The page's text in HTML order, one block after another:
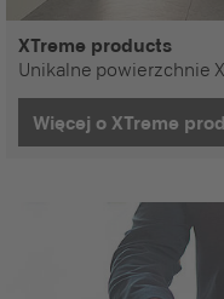
XTreme products
Unikalne powierzchnie
Więcej o XTreme